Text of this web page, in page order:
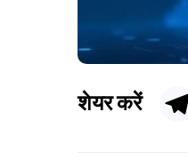
शेयर करें